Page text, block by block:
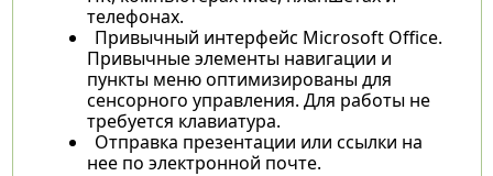
телефонах.
Привычный интерфейс Microsoft Office.
Привычные элементы навигации и
пункты меню оптимизированы для
сенсорного управления. Для работы не
требуется клавиатура.
Отправка презентации или ссылки на
нее по электронной почте.